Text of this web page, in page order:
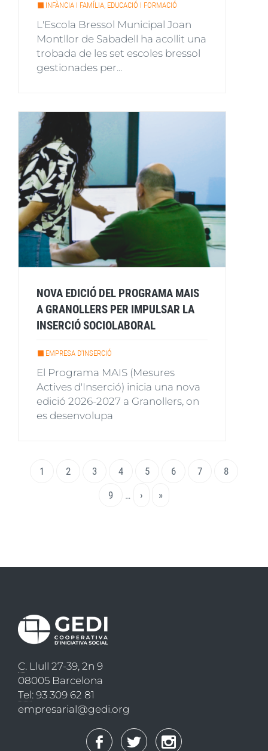
INFÀNCIA I FAMÍLIA, EDUCACIÓ I FORMACIÓ
L'Escola Bressol Municipal Joan
Montllor de Sabadell ha acollit una
trobada de les set escoles bressol
gestionades per...
NOVA EDICIÓ DEL PROGRAMA MAIS
A GRANOLLERS PER IMPULSAR LA
INSERCIÓ SOCIOLABORAL
EMPRESA D'INSERCIÓ
El Programa MAIS (Mesures
Actives d'Inserció) inicia una nova
edició 2026-2027 a Granollers, on
es desenvolupa
PaginacióPàgina
1 Page
2 Page
3 Page
4 Page
5 Page
6 Page
7 Page
8
Page
9 …
Pàgina
›
Última
»
C. Llull 27-39, 2n 9
08005 Barcelona
Tel: 93 309 62 81
empresarial@gedi.org